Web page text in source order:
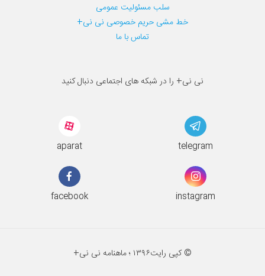
سلب مسئولیت عمومی
خط مشی حریم خصوصی نی نی+
تماس با ما
نی نی+ را در شبکه های اجتماعی دنبال کنید
aparat telegram
facebook instagram
© کپی رایت۱۳۹۶ ؛ ماهنامه نی نی+